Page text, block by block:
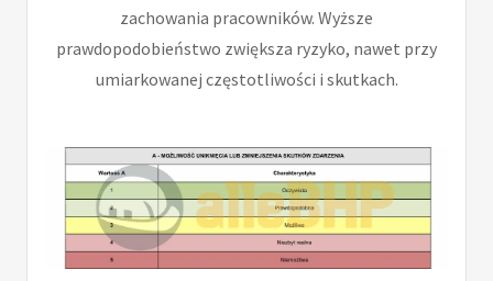
zachowania pracowników. Wyższe
prawdopodobieństwo zwiększa ryzyko, nawet przy
umiarkowanej częstotliwości i skutkach.